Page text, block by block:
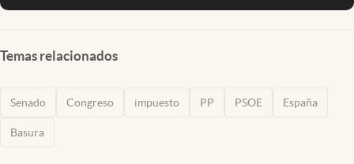
Temas relacionados
Senado Congreso impuesto PP PSOE España
Basura